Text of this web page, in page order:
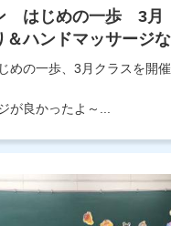
はじめの一歩 3
＆ハンドマッサージ
めの一歩、3月クラスを開催
が良かったよ～...